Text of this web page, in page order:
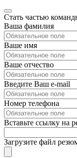
Стать частью
Ваша фамилия
Ваше имя
Ваше отчество
Введите Ваш e-mail
Номер телефона
Вставьте ссылку на
Загрузите файл